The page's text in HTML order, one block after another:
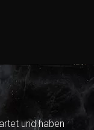
und haben